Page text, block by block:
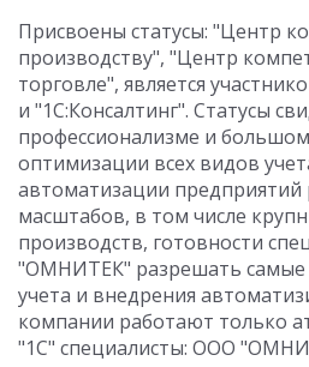
Присвоены статусы: "Центр
производству", "Центр
торговле", является
и "1С:Консалтинг". Статусы
профессионализме и
оптимизации всех видов
автоматизации предприятий
масштабов, в том числе
производств, готовности
"ОМНИТЕК" разрешать самые
учета и внедрения
компании работают только
"1С" специалисты: ООО